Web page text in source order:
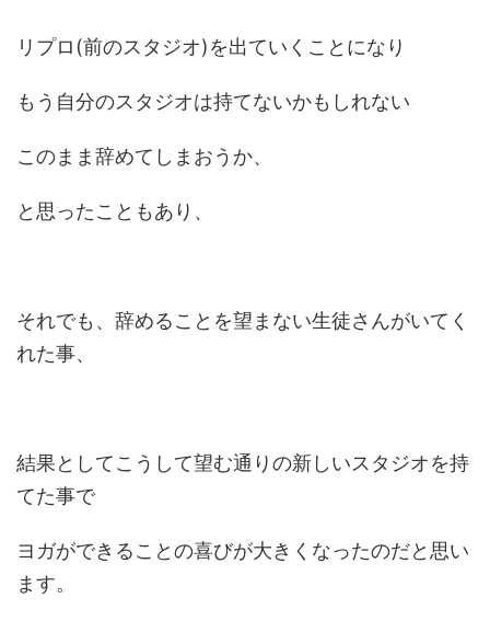
リプロ(前のスタジオ)を出ていくことになり
もう自分のスタジオは持てないかもしれない
このまま辞めてしまおうか、
と思ったこともあり、
それでも、辞めることを望まない生徒さんがいてく
れた事、
結果としてこうして望む通りの新しいスタジオを持
てた事で
ヨガができることの喜びが大きくなったのだと思い
ます。